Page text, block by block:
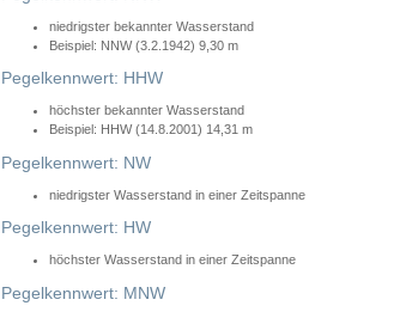
niedrigster bekannter Wasserstand
Beispiel: NNW (3.2.1942) 9,30 m
Pegelkennwert: HHW
höchster bekannter Wasserstand
Beispiel: HHW (14.8.2001) 14,31 m
Pegelkennwert: NW
niedrigster Wasserstand in einer Zeitspanne
Pegelkennwert: HW
höchster Wasserstand in einer Zeitspanne
Pegelkennwert: MNW